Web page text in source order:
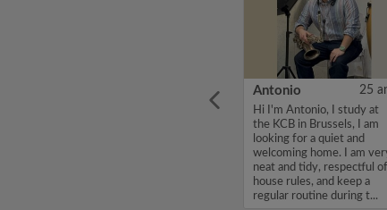
Antonio 25
Hi I'm Antonio, I study at
the KCB in Brussels, I am
looking for a quiet and
welcoming home. I am
neat and tidy, respectful of
house rules, and keep a
regular routine during t...